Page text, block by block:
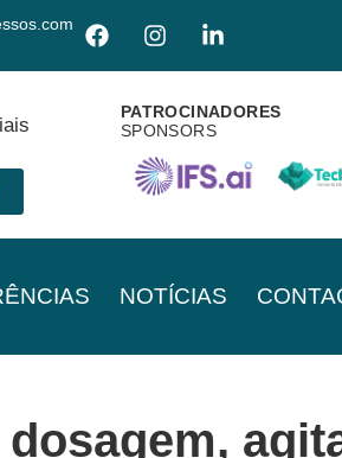
PATROCINADORES
SPONSORS
NOTÍCIAS